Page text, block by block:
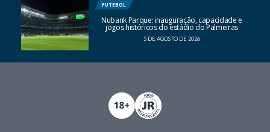
FUTEBOL
Nubank Parque: inauguração, capacidade e
jogos históricos do estádio do Palmeiras
5 DE AGOSTO DE 2026